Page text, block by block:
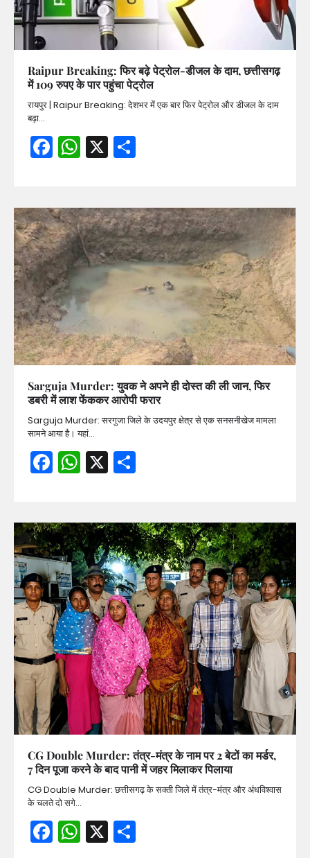
Raipur Breaking: फिर बढ़े पेट्रोल-डीजल के दाम, छत्तीसगढ़
में 109 रुपए के पार पहुंचा पेट्रोल
रायपुर | Raipur Breaking: देशभर में एक बार फिर पेट्रोल और डीजल के दाम
बढ़ा…
Facebook
WhatsApp
X
Sarguja Murder: युवक ने अपने ही दोस्त की ली जान, फिर
डबरी में लाश फेंककर आरोपी फरार
Sarguja Murder: सरगुजा जिले के उदयपुर क्षेत्र से एक सनसनीखेज मामला
सामने आया है। यहां…
Facebook
WhatsApp
X
CG Double Murder: तंत्र-मंत्र के नाम पर 2 बेटों का मर्डर,
7 दिन पूजा करने के बाद पानी में जहर मिलाकर पिलाया
CG Double Murder: छत्तीसगढ़ के सक्ती जिले में तंत्र-मंत्र और अंधविश्वास
के चलते दो सगे…
Facebook
WhatsApp
X